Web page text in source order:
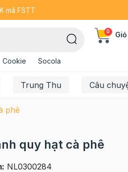
mã FSTT
Cookie Socola
0
Trung Thu Câu
phê
quy hạt cà phê
NL0300284